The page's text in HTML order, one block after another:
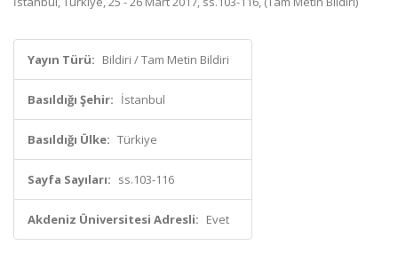
Yayın Türü: Bildiri / Tam Metin Bildiri
Basıldığı Şehir: İstanbul
Basıldığı Ülke: Türkiye
Sayfa Sayıları: ss.103-116
Akdeniz Üniversitesi Adresli: Evet